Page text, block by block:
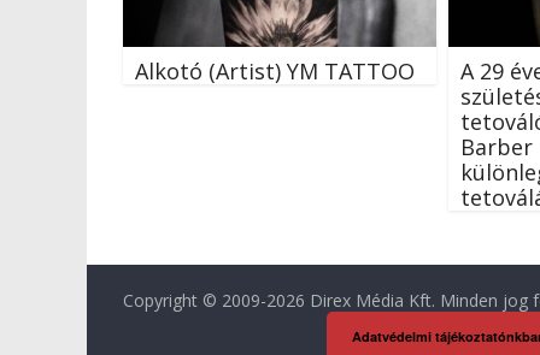
Alkotó (Artist) YM TATTOO
A 29
Copyright © 2009-2026 Direx Média Kft. Minden jog
Adatvédelmi